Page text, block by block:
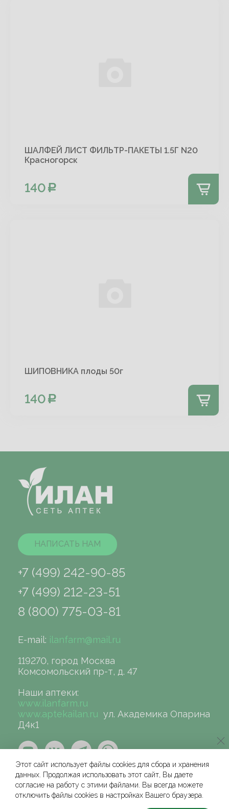
ШАЛФЕЙ ЛИСТ ФИЛЬТР-ПАКЕТЫ 1.5Г N20
Красногорск
140
ШИПОВНИКА плоды 50г
140
НАПИСАТЬ НАМ
+7 (499) 242-90-85
+7 (499) 212-23-51
8 (800) 775-03-81
E-mail: ilanfarm@mail.ru
119270, город Москва
Комсомольский пр-т, д. 47
Наши аптеки:
www.ilanfarm.ru
www.aptekailan.ru ул. Академика Опарина
Д4к1
©сеть аптек «ИЛАН», 2004-2026
Этот сайт использует файлы cookies для сбора и хранения
данных. Продолжая использовать этот сайт, Вы даете
согласие на работу с этими файлами. Вы всегда можете
отключить файлы cookies в настройках Вашего браузера.